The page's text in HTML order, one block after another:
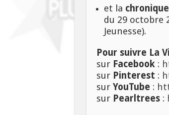
et la
du 29 octobre
Jeunesse).
Pour suivre La
sur Facebook :
sur Pinterest :
sur YouTube :
sur Pearltrees: